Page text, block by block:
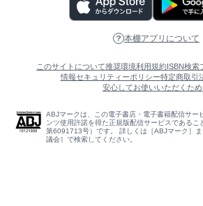
本棚アプリについて
このサイトについて推奨環境利用規約ISBN検索
情報セキュリティーポリシー特定商取引
安心してお使いいただくため
ABJマークは、この電子書店・電子書籍配信サー
ンツ使用許諾を得た正規版配信サービスであるこ
第6091713号）です。 詳しくは［ABJマーク］
議会］で検索してください。